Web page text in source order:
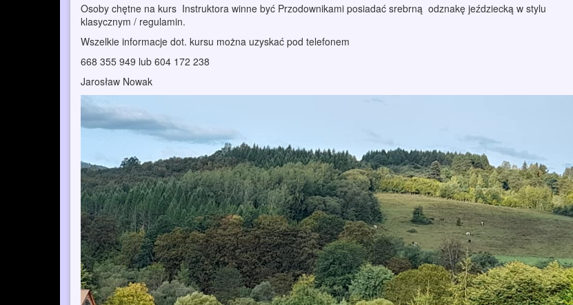
Osoby chętne na kurs Instruktora winne być Przodownikami posiadać srebrną odznakę jeździecką w stylu
klasycznym / regulamin.
Wszelkie informacje dot. kursu można uzyskać pod telefonem
668 355 949 lub 604 172 238
Jarosław Nowak